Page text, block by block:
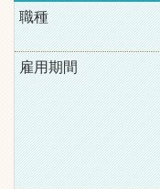
職種
雇用期間